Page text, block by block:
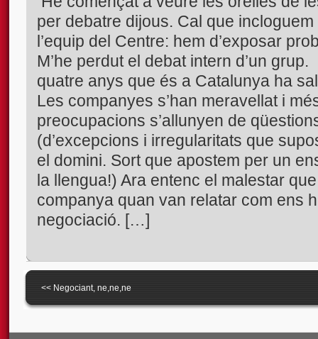
per debatre dijous. Cal que
l’equip del Centre: hem d’exposar
M’he perdut el debat intern d’un
quatre anys que és a Catalunya ha
Les companyes s’han meravellat i
preocupacions s’allunyen de
(d’excepcions i irregularitats que
el domini. Sort que apostem per un
la llengua!) Ara entenc el malestar
companya quan van relatar com ens
negociació. […]
<< Negociant, ne,ne,ne